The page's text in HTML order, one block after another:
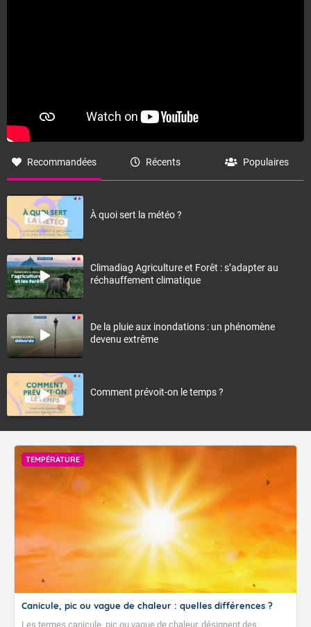
Recommandées Récents Populaires
À quoi sert la météo ?
Climadiag Agriculture et Forêt : s’adapter au
réchauffement climatique
De la pluie aux inondations : un phénomène
devenu extrême
Comment prévoit-on le temps ?
TEMPÉRATURE
Canicule, pic ou vague de chaleur : quelles différences ?
Les termes canicule, pic ou vague de chaleur, désignent des